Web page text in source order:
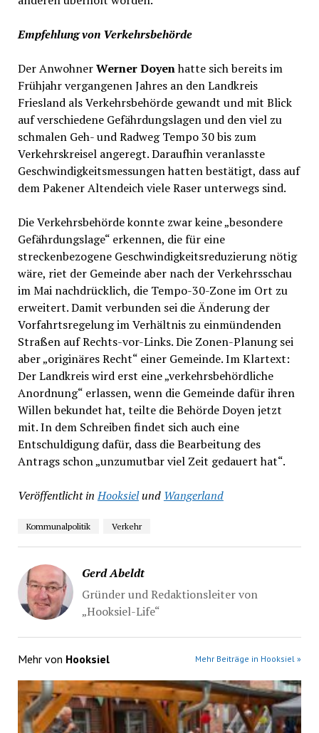
Empfehlung von Verkehrsbehörde
Der AnwohnerWerner Doyenhatte sich bereits im
Frühjahr vergangenen Jahres an den Landkreis
Friesland als Verkehrsbehörde gewandt und mit Blick
auf verschiedene Gefährdungslagen und den viel zu
schmalen Geh- und Radweg Tempo 30 bis zum
Verkehrskreisel angeregt. Daraufhin veranlasste
Geschwindigkeitsmessungen hatten bestätigt, dass auf
dem Pakener Altendeich viele Raser unterwegs sind.
Die Verkehrsbehörde konnte zwar keine „besondere
Gefährdungslage“ erkennen, die für eine
streckenbezogene Geschwindigkeitsreduzierung nötig
wäre, riet der Gemeinde aber nach der Verkehrsschau
im Mai nachdrücklich, die Tempo-30-Zone im Ort zu
erweitert. Damit verbunden sei die Änderung der
Vorfahrtsregelung im Verhältnis zu einmündenden
Straßen auf Rechts-vor-Links. Die Zonen-Planung sei
aber „originäres Recht“ einer Gemeinde. Im Klartext:
Der Landkreis wird erst eine „verkehrsbehördliche
Anordnung“ erlassen, wenn die Gemeinde dafür ihren
Willen bekundet hat, teilte die Behörde Doyen jetzt
mit. In dem Schreiben findet sich auch eine
Entschuldigung dafür, dass die Bearbeitung des
Antrags schon „unzumutbar viel Zeit gedauert hat“.
Veröffentlicht in Hooksielund Wangerland
Kommunalpolitik Verkehr
Gerd Abeldt
Gründer und Redaktionsleiter von
„Hooksiel-Life“
Mehr von Hooksiel Mehr Beiträge in Hooksiel »